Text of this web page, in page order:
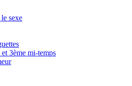
sexe
3ème mi-temps